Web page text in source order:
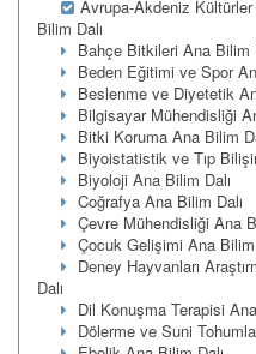
Avrupa-Akdeniz
Bilim Dalı
Bahçe Bitkileri Ana Bilim
Beden Eğitimi ve Spor
Beslenme ve Diyetetik
Bilgisayar Mühendisliği
Bitki Koruma Ana Bilim
Biyoistatistik ve Tıp
Biyoloji Ana Bilim Dalı
Coğrafya Ana Bilim Dalı
Çevre Mühendisliği Ana
Çocuk Gelişimi Ana Bilim
Deney Hayvanları
Dalı
Dil Konuşma Terapisi
Dölerme ve Suni